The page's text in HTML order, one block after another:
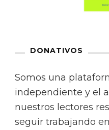
DONATIVOS
Somos una
independiente y el
nuestros lectores
seguir trabajando